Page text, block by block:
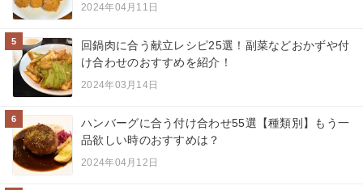
2024年04月11日
5
回鍋肉に合う献立レシピ25選！副菜などおかずや付
け合わせのおすすめを紹介！
2024年03月14日
6
ハンバーグに合う付け合わせ55選【種類別】もう一
品欲しい時のおすすめは？
2024年04月12日